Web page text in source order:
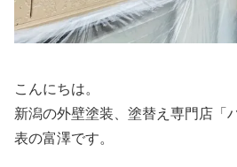
こんにちは。
新潟の外壁塗装、塗替え専門店「
表の富澤です。